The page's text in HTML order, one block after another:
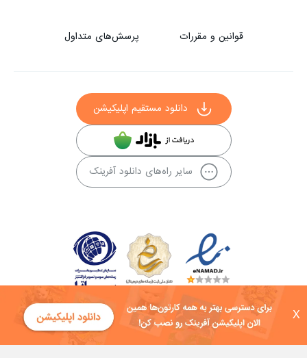
X
قوانین و مقررات پرسش‌های متداول
دانلود مستقیم اپلیکیشن
سایر راه‌های دانلود آفرینک
کلیه حقوق این سایت به شرکت توسعه فناوی هفت آسمان توکان تعلق دارد و